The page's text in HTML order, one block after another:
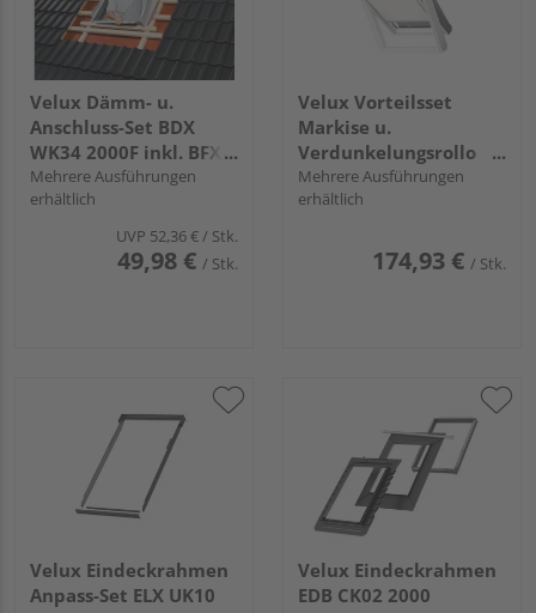
Velux Dämm- u.
Anschluss-Set BDX
WK34 2000F inkl. BFX
und Wasserableitrinne
Mehrere Ausführungen
erhältlich
UVP 52,36 €/ Stk.
49,98 € / Stk.
Velux Vorteilsset
Markise u.
Verdunkelungsrollo
DOP C02 1025S weiß,
Alu Schiene, Standard
Mehrere Ausführungen
erhältlich
174,93 € / Stk.
Velux Eindeckrahmen
Anpass-Set ELX UK10
Velux Eindeckrahmen
EDB CK02 2000